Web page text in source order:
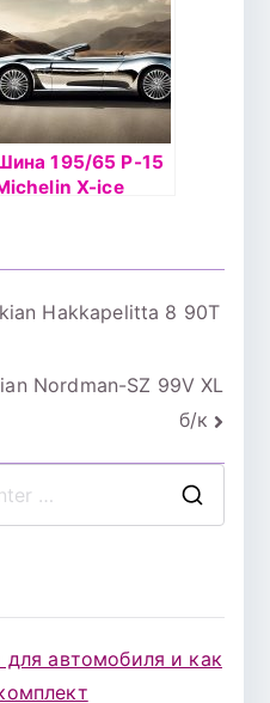
195/65 Р-15
X-ice
Hakkapelitta 8 90T
Nordman-SZ 99V XL
б/к
автомобиля и как